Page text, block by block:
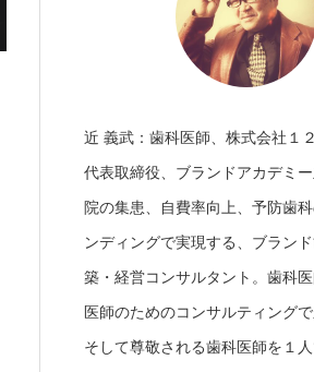
近 義武：歯科医師、株式会社１
代表取締役、ブランドアカデミ
院の集患、自費率向上、予防歯
ンディングで実現する、ブラン
築・経営コンサルタント。歯科
医師のためのコンサルティングで
そして尊敬される歯科医師を１